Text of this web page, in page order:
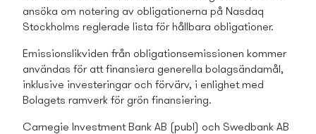
ansöka om notering av obligationerna på Nasdaq
Stockholms reglerade lista för hållbara obligationer.
Emissionslikviden från obligationsemissionen kommer
användas för attfinansiera generella bolagsändamål,
inklusive investeringar och förvärv, i enlighet med
Bolagets ramverk för grön finansiering.
Carnegie Investment Bank AB (publ) och Swedbank AB